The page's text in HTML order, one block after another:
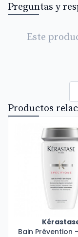
Preguntas y
Este
Productos
Bain Prévention